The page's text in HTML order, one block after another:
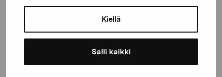
Kiellä
Salli kaikki
10600 Tammisaari
+358 (0)50 371 6339